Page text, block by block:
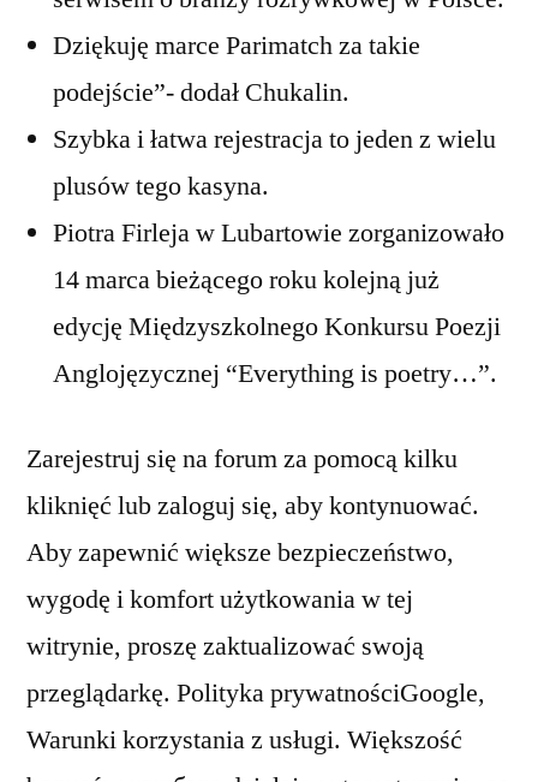
Dziękuję marce Parimatch za takie
podejście”- dodał Chukalin.
Szybka i łatwa rejestracja to jeden z wielu
plusów tego kasyna.
Piotra Firleja w Lubartowie zorganizowało
14 marca bieżącego roku kolejną już
edycję Międzyszkolnego Konkursu Poezji
Anglojęzycznej “Everything is poetry…”.
Zarejestruj się na forum za pomocą kilku
kliknięć lub zaloguj się, aby kontynuować.
Aby zapewnić większe bezpieczeństwo,
wygodę i komfort użytkowania w tej
witrynie, proszę zaktualizować swoją
przeglądarkę. Polityka prywatnościGoogle,
Warunki korzystania z usługi. Większość